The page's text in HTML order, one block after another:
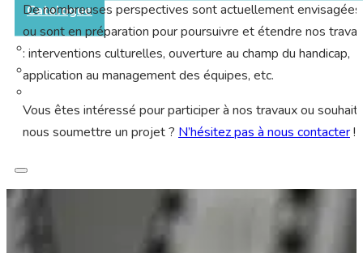
Catalogue
De nombreuses perspectives sont actuellement envisagées
ou sont en préparation pour poursuivre et étendre nos
: interventions culturelles, ouverture au champ du handicap,
application au management des équipes, etc.
Vous êtes intéressé pour participer à nos travaux ou
nous soumettre un projet ? N’hésitez pas à nous contacter!